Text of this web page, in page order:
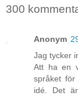
300
Anonym
Jag tycker
Att ha en
språket
idé. Det